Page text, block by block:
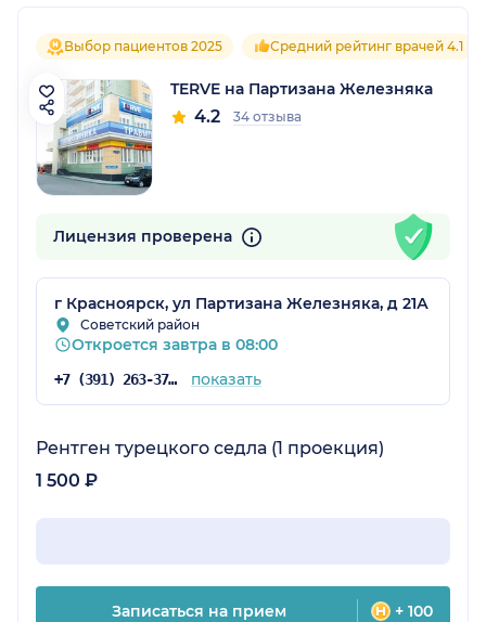
Выбор пациентов 2025 Средний рейтинг врачей 4.1
TERVE на Партизана Железняка
4.2 34 отзыва
Лицензия проверена
г Красноярск, ул Партизана Железняка, д 21А
Советский район
Откроется завтра в 08:00
+7 (391) 263-37-90 показать
Рентген турецкого седла (1 проекция)
1 500 ₽
Записаться на прием + 100